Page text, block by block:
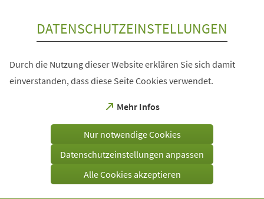
DATENSCHUTZEINSTELLUNGEN
Durch die Nutzung dieser Website erklären Sie sich damit
einverstanden, dass diese Seite Cookies verwendet.
Mehr Infos
(Öffnet
einem
Tab)
Nur notwendige Cookies
Datenschutzeinstellungen anpassen
Alle Cookies akzeptieren